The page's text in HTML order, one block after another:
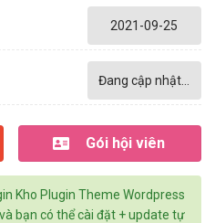
2021-09-25
Đang cập nhật...
Gói hội viên
Kho Plugin Theme Wordpress
và bạn có thể cài đặt + update tự